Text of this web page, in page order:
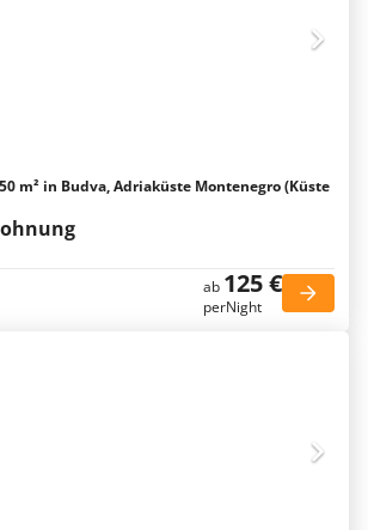
m² in Budva, Adriaküste Montenegro (Küste
ab 125 €
perNight